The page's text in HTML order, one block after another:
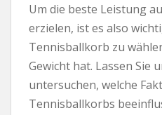
Um die beste Leistung
erzielen, ist es also
Tennisballkorb zu
Gewicht hat. Lassen Sie
untersuchen, welche
Tennisballkorbs